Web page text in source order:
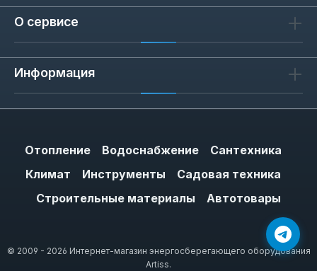
О сервисе
Информация
Отопление Водоснабжение
Сантехника
Климат
Инструменты
Садовая техника
Строительные материалы
Автотовары
© 2009 - 2026 Интернет-магазин энергосберегающего оборудования
Artiss.